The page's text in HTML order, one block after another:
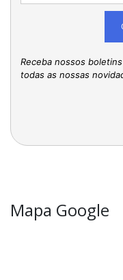
Receba nossos
todas as nossas
Mapa Google